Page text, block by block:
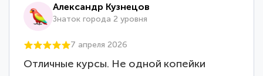
Александр Кузнецов
Знаток города 2 уровня
7 апреля 2026
Отличные курсы. Не одной копейки